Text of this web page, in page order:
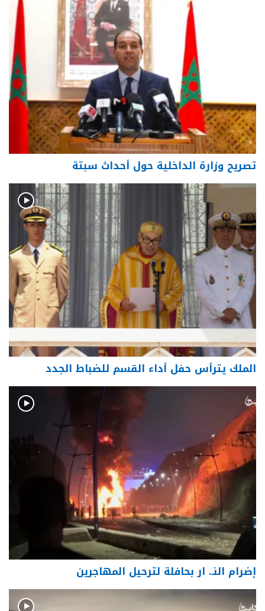
تصريح وزارة الداخلية حول أحداث سبتة
الملك يترأس حفل أداء القسم للضباط الجدد
إضرام النـ. ار بحافلة لترحيل المهاجرين